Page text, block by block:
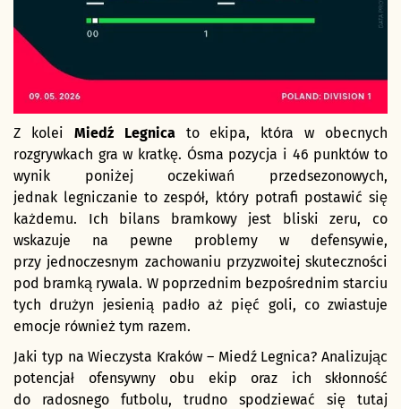
Z kolei Miedź Legnicato ekipa, która w obecnych
rozgrywkach gra w kratkę. Ósma pozycja i 46 punktów to
wynik poniżej oczekiwań przedsezonowych,
jednak legniczanie to zespół, który potrafi postawić się
każdemu. Ich bilans bramkowy jest bliski zeru, co
wskazuje na pewne problemy w defensywie,
przy jednoczesnym zachowaniu przyzwoitej skuteczności
pod bramką rywala. W poprzednim bezpośrednim starciu
tych drużyn jesienią padło aż pięć goli, co zwiastuje
emocje również tym razem.
Jaki typ na Wieczysta Kraków – Miedź Legnica? Analizując
potencjał ofensywny obu ekip oraz ich skłonność
do radosnego futbolu, trudno spodziewać się tutaj